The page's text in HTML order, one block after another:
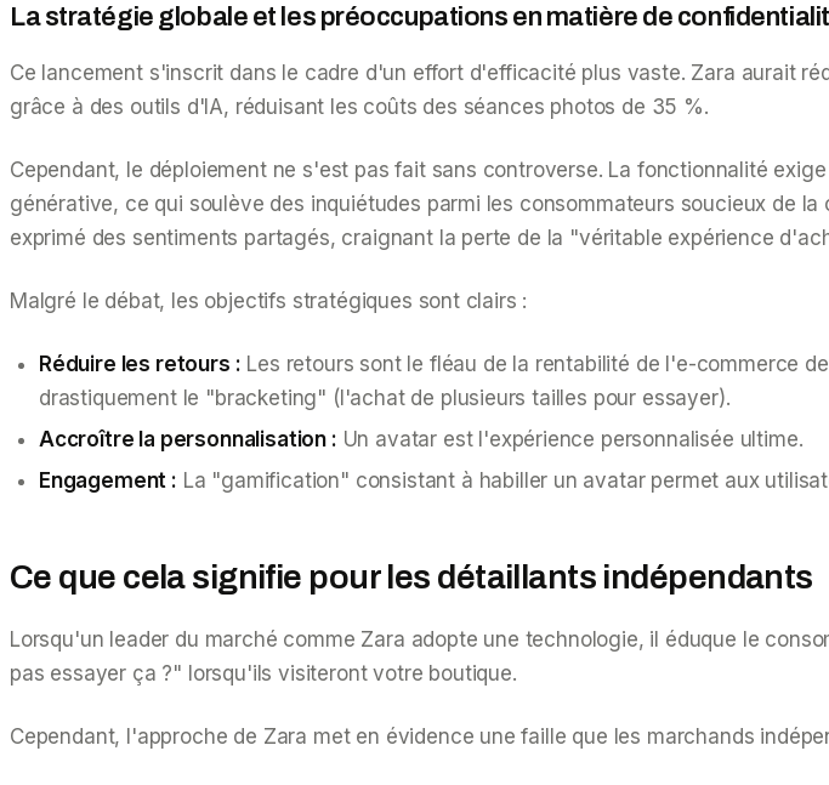
La stratégie globale et les préoccupations en matière de
Ce lancement s'inscrit dans le cadre d'un effort d'efficacité plus vaste. Zara aurait
grâce à des outils d'IA, réduisant les coûts des séances photos de 35 %.
Cependant, le déploiement ne s'est pas fait sans controverse. La fonctionnalité
générative, ce qui soulève des inquiétudes parmi les consommateurs soucieux de
exprimé des sentiments partagés, craignant la perte de la "véritable expérience
Malgré le débat, les objectifs stratégiques sont clairs :
Réduire les retours : Les retours sont le fléau de la rentabilité de l'e-commerce
drastiquement le "bracketing" (l'achat de plusieurs tailles pour essayer).
Accroître la personnalisation : Un avatar est l'expérience personnalisée ultime.
Engagement : La "gamification" consistant à habiller un avatar permet aux
Ce que cela signifie pour les détaillants indépendants
Lorsqu'un leader du marché comme Zara adopte une technologie, il éduque le
pas essayer ça ?" lorsqu'ils visiteront votre boutique.
Cependant, l'approche de Zara met en évidence une faille que les marchands